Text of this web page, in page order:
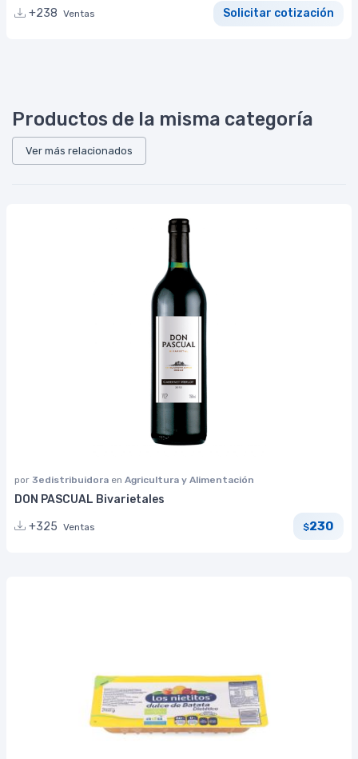
+238 Ventas Solicitar cotización
Productos de la misma categoría
Ver más relacionados
por 3edistribuidora en Agricultura y Alimentación
DON PASCUAL Bivarietales
+325 Ventas $230